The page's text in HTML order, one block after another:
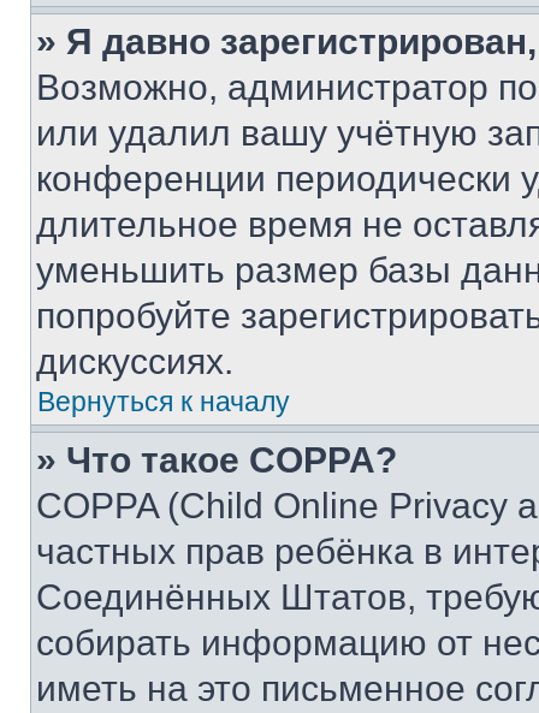
» Я давно
Возможно, администратор
или удалил вашу учётную
конференции периодически
длительное время не
уменьшить размер базы
попробуйте
дискуссиях.
Вернуться к началу
» Что такое COPPA?
COPPA (Child Online Privacy
частных прав ребёнка в
Соединённых Штатов,
собирать информацию от
иметь на это письменное